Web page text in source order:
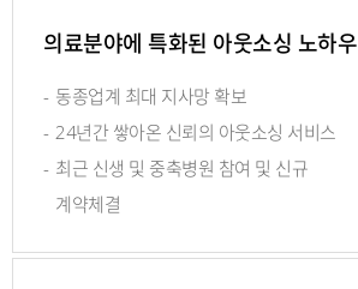
의료분야에 특화된 아웃소싱 노하우
- 동종업계 최대 지사망 확보
- 24년간 쌓아온 신뢰의 아웃소싱 서비스
- 최근 신생 및 중축병원 참여 및 신규
계약체결